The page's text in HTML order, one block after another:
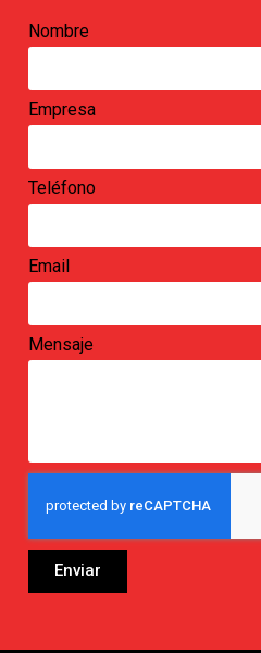
Nombre
Empresa
Teléfono
Email
Mensaje
Enviar